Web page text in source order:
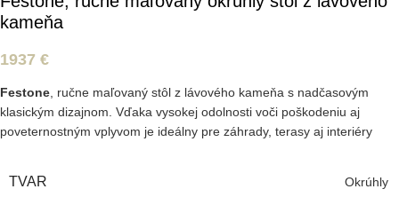
kameňa
1937 €
Festone, ručne maľovaný stôl z lávového kameňa s nadčasovým
klasickým dizajnom. Vďaka vysokej odolnosti voči poškodeniu aj
poveternostným vplyvom je ideálny pre záhrady, terasy aj interiéry
TVAR Okrúhly